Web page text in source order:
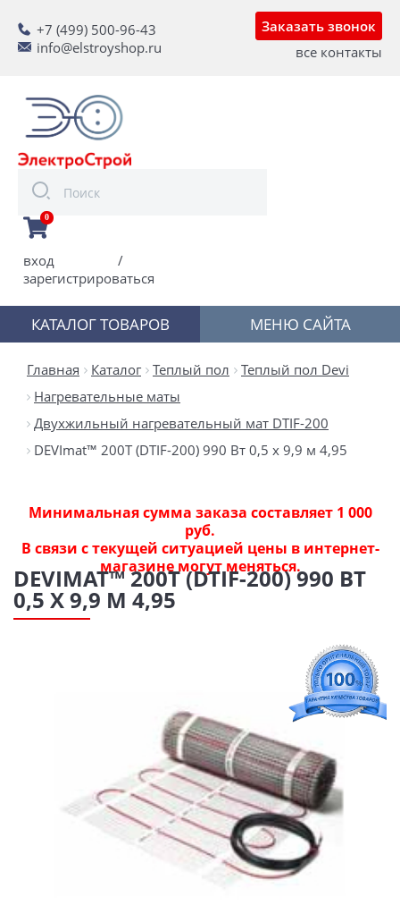
+7 (499) 500-96-43
info@elstroyshop.ru
Заказать звонок
все контакты
0
вход
/
зарегистрироваться
КАТАЛОГ ТОВАРОВ МЕНЮ САЙТА
Главная Каталог Теплый пол
Теплый пол Devi
Нагревательные маты
Двухжильный нагревательный мат DTIF-200
DEVImat™ 200T (DTIF-200) 990 Вт 0,5 x 9,9 м 4,95
Минимальная сумма заказа составляет 1 000
руб.
В связи с текущей ситуацией цены в интернет-
магазине могут меняться.
DEVIMAT™ 200T (DTIF-200) 990 ВТ
0,5 X 9,9 М 4,95